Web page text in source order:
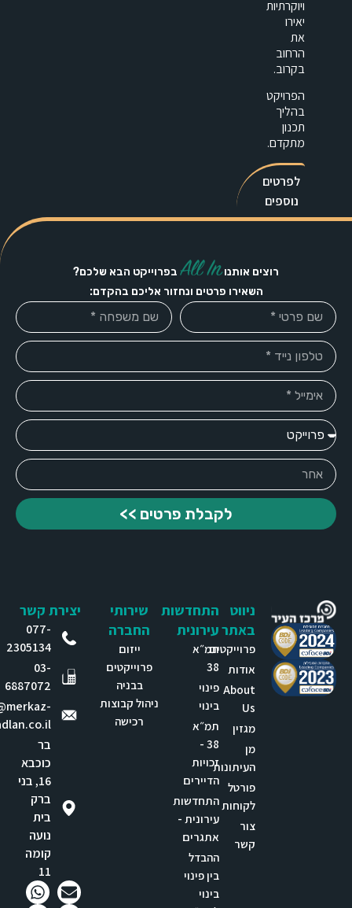
ויוקרתיות
יאירו
את
הרחוב
בקרוב.
הפרויקט
בהליך
תכנון
מתקדם.
לפרטים
נוספים
רוצים אותנוAll In בפרוייקט הבא שלכם?
השאירו פרטים ונחזור אליכם בהקדם:
לקבלת פרטים >>
ניווט
באתר
פרוייקטים
אודות
About
Us
מגזין
מן
העיתונות
פורטל
לקוחות
צור
קשר
התחדשות
עירונית
תמ״א
38
פינוי
בינוי
תמ״א
38 -
זכויות
הדיירים
התחדשות
עירונית -
אתגרים
ההבדל
בין פינוי
בינוי
שירותי
החברה
ייזום
פרוייקטים
בבניה
ניהול קבוצות
רכישה
יצירת קשר
077-
2305134
03-
6887072
בר
כוכבא
16, בני
ברק
בית
נועה
קומה
11